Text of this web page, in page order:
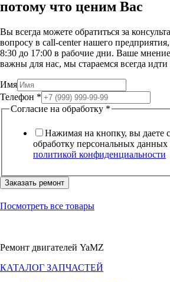
потому что ценим Вас
Вы всегда можете обратиться за
вопросу в call-center нашего
8:30 до 17:00 в рабочие дни. Ваше
важны для нас, мы стараемся всегда
Имя
Телефон *
Согласие на обработку *
Нажимая на кнопку, вы даете
обработку персональных данных
политикой конфиденциальности
Заказать ремонт
Посмотреть все товары
Ремонт двигателей YaMZ
КАТАЛОГ ЗАПЧАСТЕЙ